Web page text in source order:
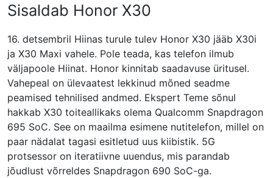
Sisaldab Honor X30
16. detsembril Hiinas turule tulev Honor X30 jääb X30i
ja X30 Maxi vahele. Pole teada, kas telefon ilmub
väljapoole Hiinat. Honor kinnitab saadavuse üritusel.
Vahepeal on ülevaatest lekkinud mõned seadme
peamised tehnilised andmed. Ekspert Teme sõnul
hakkab X30 toiteallikaks olema Qualcomm Snapdragon
695 SoC. See on maailma esimene nutitelefon, millel on
paar nädalat tagasi esitletud uus kiibistik. 5G
protsessor on iteratiivne uuendus, mis parandab
jõudlust võrreldes Snapdragon 690 SoC-ga.